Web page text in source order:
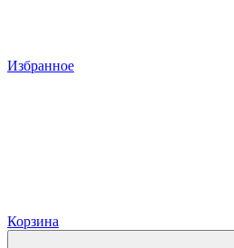
Избранное
Корзина